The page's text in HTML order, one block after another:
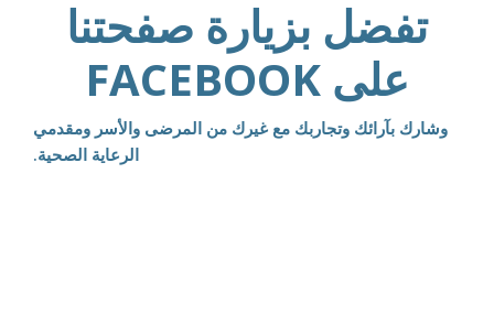
تفضل بزيارة صفحتنا
على FACEBOOK
وشارك بآرائك وتجاربك مع غيرك من المرضى والأسر ومقدمي
الرعاية الصحية.